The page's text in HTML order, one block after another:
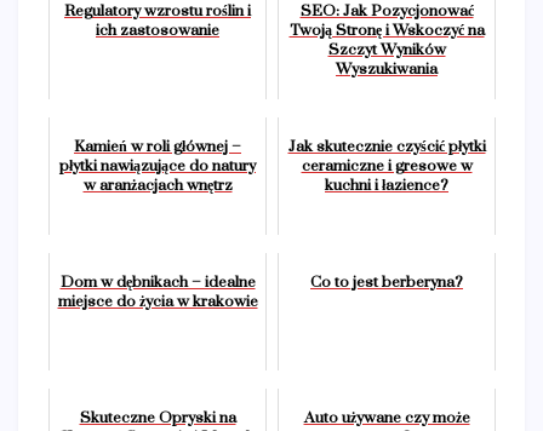
Regulatory wzrostu roślin i
ich zastosowanie
SEO: Jak Pozycjonować
Twoją Stronę i Wskoczyć na
Szczyt Wyników
Wyszukiwania
Kamień w roli głównej –
płytki nawiązujące do natury
w aranżacjach wnętrz
Jak skutecznie czyścić płytki
ceramiczne i gresowe w
kuchni i łazience?
Dom w dębnikach – idealne
miejsce do życia w krakowie
Co to jest berberyna?
Skuteczne Opryski na
Auto używane czy może